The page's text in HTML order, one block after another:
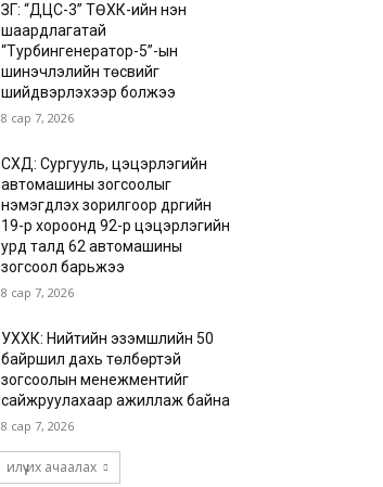
ЗГ: “ДЦС-3” ТӨХК-ийн нэн
шаардлагатай
“Турбингенератор-5”-ын
шинэчлэлийн төсвийг
шийдвэрлэхээр болжээ
8 сар 7, 2026
СХД: Сургууль, цэцэрлэгийн
автомашины зогсоолыг
нэмэгдүүлэх зорилгоор дүүргийн
19-р хороонд 92-р цэцэрлэгийн
урд талд 62 автомашины
зогсоол барьжээ
8 сар 7, 2026
УХХК: Нийтийн эзэмшлийн 50
байршил дахь төлбөртэй
зогсоолын менежментийг
сайжруулахаар ажиллаж байна
8 сар 7, 2026
илүү их ачаалах